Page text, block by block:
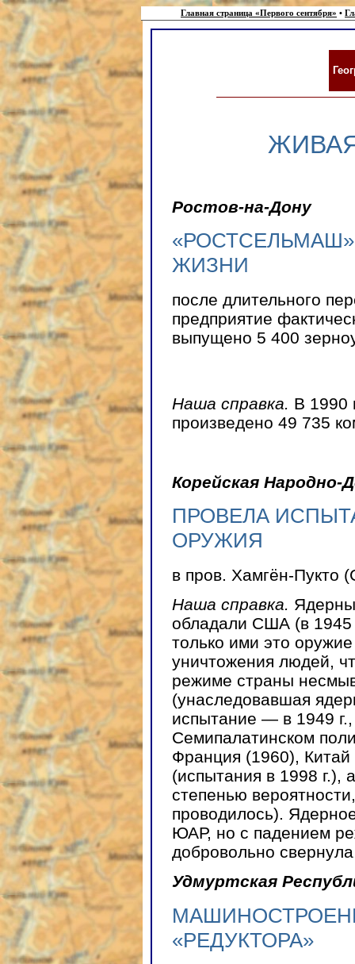
Главная страница «Первого сентября» •
Ростов-на-Дону
ЖИЗНИ
после длительного
предприятие
выпущено 5 400
Наша справка. В 1990
произведено 49 735
Корейская Народно-
ПРОВЕЛА
ОРУЖИЯ
в пров. Хамгён-Пукто
Наша справка.
обладали США (в 1945
только ими это
уничтожения людей,
режиме страны
(унаследовавшая
испытание — в 1949
Семипалатинском
Франция (1960),
(испытания в 1998 г.),
степенью
проводилось).
ЮАР, но с падением
добровольно
Удмуртская
«РЕДУКТОРА»